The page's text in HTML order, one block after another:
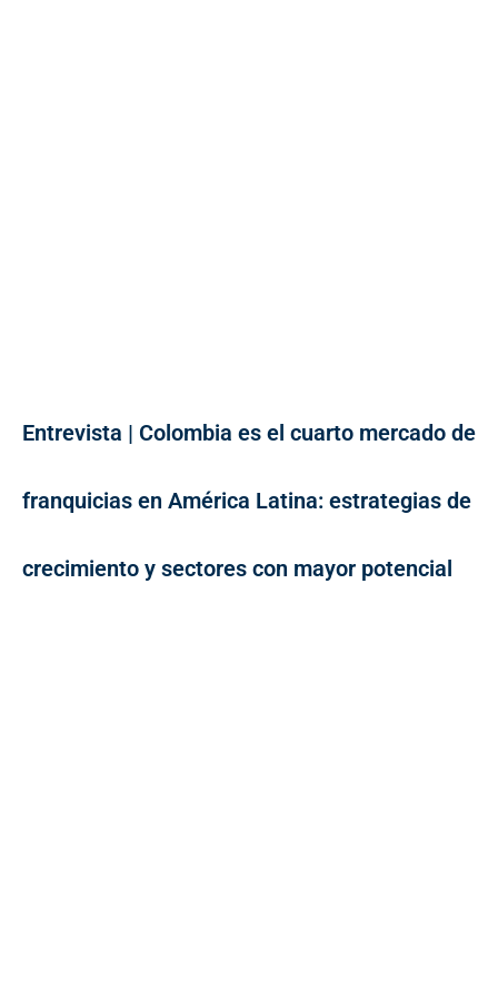
Entrevista | Colombia es el cuarto mercado de
franquicias en América Latina: estrategias de
crecimiento y sectores con mayor potencial